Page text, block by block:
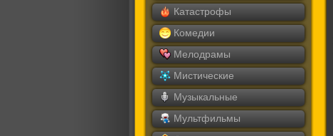
Катастрофы
Комедии
Мелодрамы
Мистические
Музыкальные
Мультфильмы